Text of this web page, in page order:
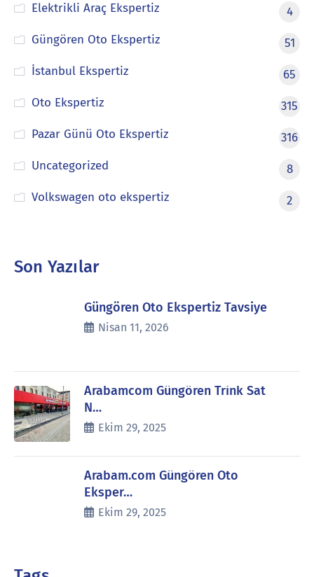
Elektrikli Araç Ekspertiz
4
Güngören Oto Ekspertiz
51
İstanbul Ekspertiz
65
Oto Ekspertiz
315
Pazar Günü Oto Ekspertiz
316
Uncategorized
8
Volkswagen oto ekspertiz
2
Son Yazılar
Güngören Oto Ekspertiz Tavsiye
Nisan 11, 2026
Arabamcom Güngören Trink Sat
N…
Ekim 29, 2025
Arabam.com Güngören Oto
Eksper…
Ekim 29, 2025